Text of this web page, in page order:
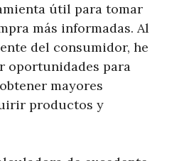
útil para tomar
más informadas. Al
del consumidor, he
oportunidades para
mayores
productos y